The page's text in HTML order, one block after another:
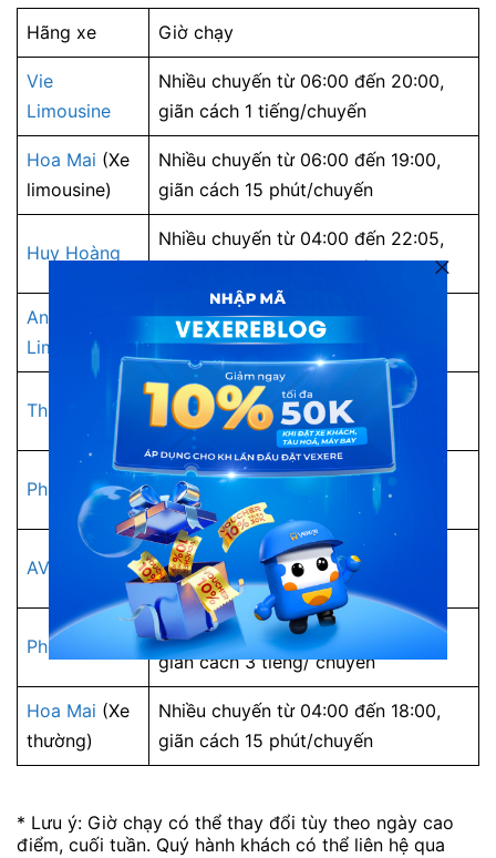
Hãng xe Giờ chạy
Vie
Limousine
Nhiều chuyến từ 06:00 đến 20:00,
giãn cách 1 tiếng/chuyến
Hoa Mai (Xe
limousine)
Nhiều chuyến từ 06:00 đến 19:00,
giãn cách 15 phút/chuyến
Huy Hoàng
Nhiều chuyến từ 04:00 đến 22:05,
Anh Quốc
Limousine
Nhiều chuyến từ 07:00 đến 21:30,
giãn cách 30 phút/chuyến
Thành Vinh
Nhiều chuyến từ 08:00 đến 22:00,
giãn cách 1 tiếng/chuyến
Phát Lộc An
Nhiều chuyến từ 06:00 đến 21:30,
giãn cách 30 phút/chuyến
AVIGO
Nhiều chuyến từ 00:00 đến 22:50,
giãn cách 1 tiếng/chuyến
Phong Phú
Nhiều chuyến từ 06:00 đến 19:00,
giãn cách 3 tiếng/ chuyến
Hoa Mai (Xe
thường)
Nhiều chuyến từ 04:00 đến 18:00,
giãn cách 15 phút/chuyến
* Lưu ý: Giờ chạy có thể thay đổi tùy theo ngày cao
điểm, cuối tuần. Quý hành khách có thể liên hệ qua